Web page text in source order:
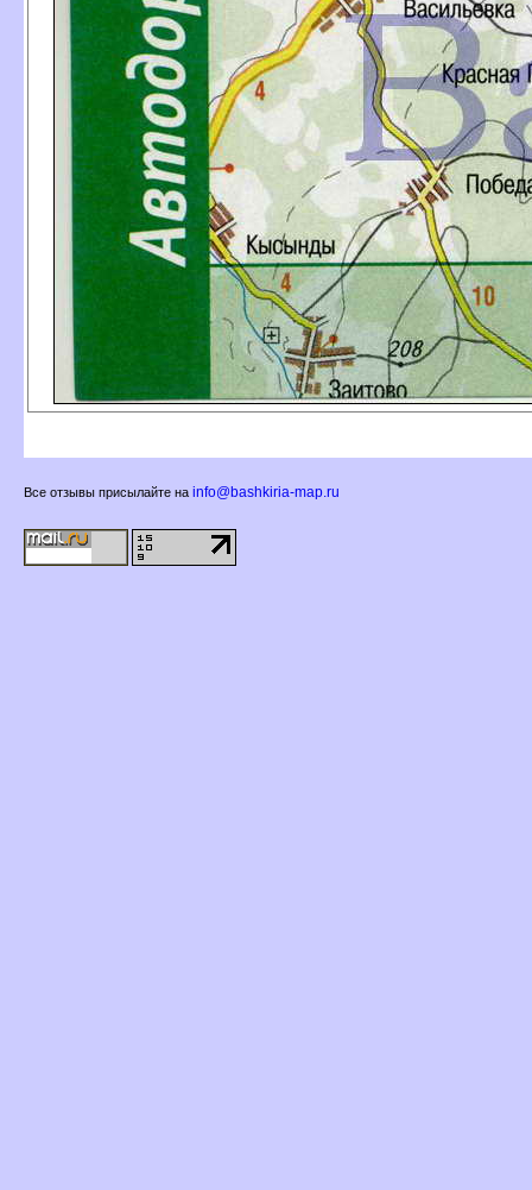
се отзывы присылайте на info@bashkiria-map.ru